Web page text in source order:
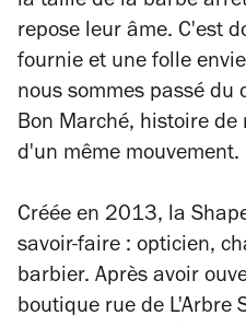
repose leur âme. C'est
fournie et une folle
nous sommes passé du
Bon Marché, histoire
d'un même mouvement.
Créée en 2013, la
savoir-faire : opticien,
barbier. Après avoir
boutique rue de L'Arbre